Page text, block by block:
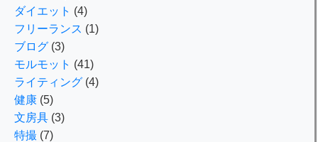
ダイエット (4)
フリーランス (1)
ブログ (3)
モルモット (41)
ライティング (4)
健康 (5)
文房具 (3)
特撮 (7)